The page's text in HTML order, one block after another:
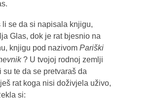
li se da si napisala knjigu,
Glas, dok je rat bjesnio na
knjigu pod nazivom Pariški
? U tvojoj rodnoj zemlji
su te da se pretvaraš da
rat koga nisi doživjela uživo,
si: